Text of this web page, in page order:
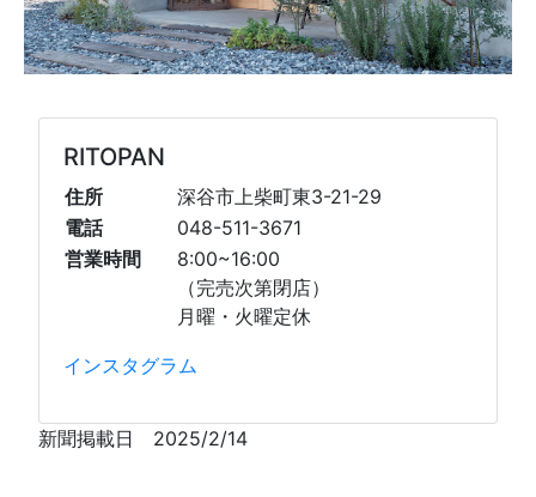
RITOPAN
住所
深谷市上柴町東3-21-29
電話
048-511-3671
営業時間
8:00~16:00
（完売次第閉店）
月曜・火曜定休
インスタグラム
新聞掲載日 2025/2/14